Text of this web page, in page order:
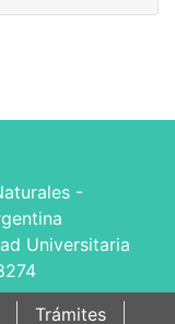
-
Universitaria
Trámites